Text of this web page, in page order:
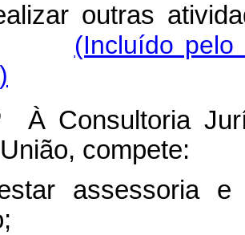
outras
(Incluído
À Consultoria
compete:
assessoria e